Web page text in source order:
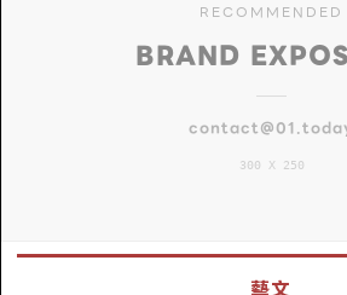
RECOMMENDED
BRAND
300 X 250